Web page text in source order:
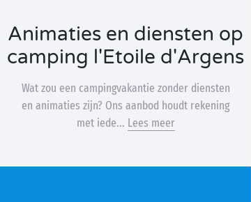
Animaties en diensten op
camping l'Etoile d'Argens
Wat zou een campingvakantie zonder diensten
en animaties zijn? Ons aanbod houdt rekening
met iede... Lees meer